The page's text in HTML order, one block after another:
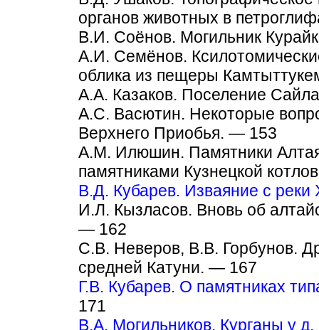
органов животных в
В.И. Соёнов. Могильник
А.И. Семёнов.
облика из пещеры
А.А. Казаков. Поселение
А.С. Васютин. Некоторые
Верхнего Приобья. — 153
А.М. Илюшин. Памятники Алтая
памятниками Кузнецкой
В.Д. Кубарев. Изваяние с
И.Л. Кызласов. Вновь об
— 162
С.В. Неверов, В.В. Горбунов.
средней Катуни. — 167
Г.В. Кубарев. О памятниках
171
В.А. Могильников. Курганы у д.